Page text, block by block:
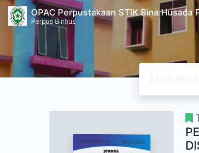
OPAC Perpustakaan STIK Bina Husada
Perpus Binhus